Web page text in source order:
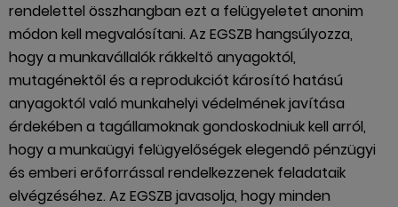
rendelettel összhangban ezt a felügyeletet anonim
módon kell megvalósítani. Az EGSZB hangsúlyozza,
hogy a munkavállalók rákkeltő anyagoktól,
mutagénektől és a reprodukciót károsító hatású
anyagoktól való munkahelyi védelmének javítása
érdekében a tagállamoknak gondoskodniuk kell arról,
hogy a munkaügyi felügyelőségek elegendő pénzügyi
és emberi erőforrással rendelkezzenek feladataik
elvégzéséhez. Az EGSZB javasolja, hogy minden